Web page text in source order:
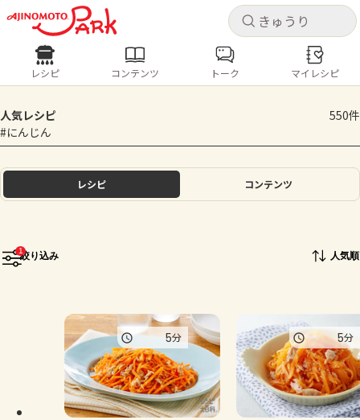
キャ
ログインするとレシピを保存できます
ホーム
トーク
よくあるお問い合わせ
お買い物
キャ
レシピ コンテンツ
人気の食材・レシピ
きゅうり とうもろこし
レシピ コンテンツ トーク マイレシピ
人気レシピ
550件
#にんじん
レシピ コンテンツ
1絞り込み 人気順
5分 5分